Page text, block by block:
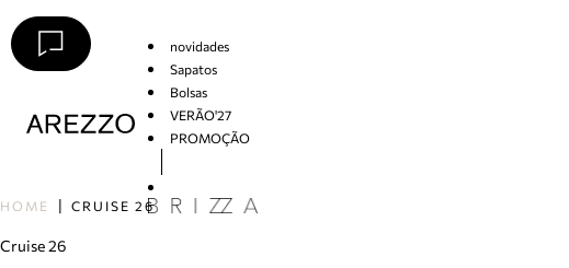
novidades
Sapatos
Bolsas
VERÃO'27
PROMOÇÃO
HOME CRUISE 26
Cruise 26